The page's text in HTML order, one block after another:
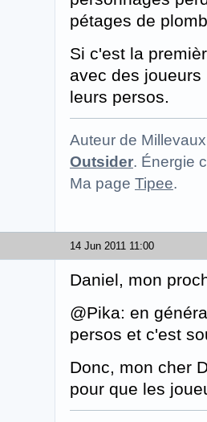
pétages de
Si c'est la
avec des
leurs persos.
Auteur de
Outsider. Énergie
Ma page Tipee.
14 Jun 2011 11:00
Daniel, mon
@Pika: en
persos et c'est
Donc, mon cher
pour que les